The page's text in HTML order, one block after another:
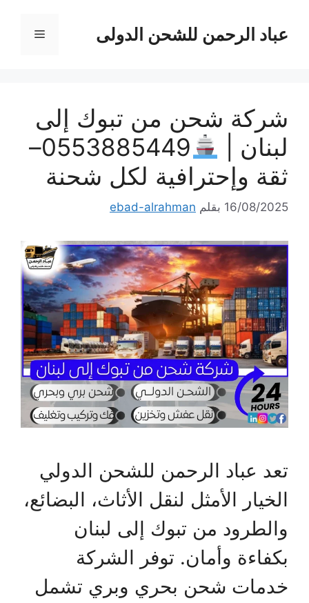
المحتوىعباد الرحمن للشحن الدولى القائمة
شركة شحن من تبوك إلى
لبنان |
0553885449–
ثقة وإحترافية لكل شحنة
16/08/2025 بقلم ebad-alrahman
تعد عباد الرحمن للشحن الدولي
الخيار الأمثل لنقل الأثاث، البضائع،
والطرود من تبوك إلى لبنان
بكفاءة وأمان. توفر الشركة
خدمات شحن بحري وبري تشمل